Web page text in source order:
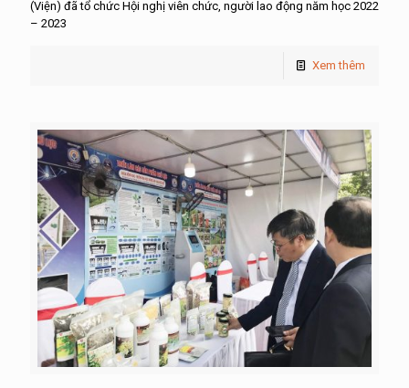
(Viện) đã tổ chức Hội nghị viên chức, người lao động năm học 2022
– 2023
Xem thêm